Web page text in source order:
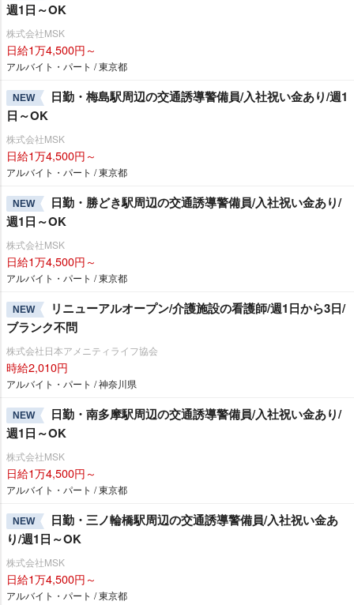
週1日～OK
株式会社MSK
日給1万4,500円～
アルバイト・パート / 東京都
NEW
日勤・梅島駅周辺の交通誘導警備員/入社祝い金あり/週1
日～OK
株式会社MSK
日給1万4,500円～
アルバイト・パート / 東京都
NEW
日勤・勝どき駅周辺の交通誘導警備員/入社祝い金あり/
週1日～OK
株式会社MSK
日給1万4,500円～
アルバイト・パート / 東京都
NEW
リニューアルオープン/介護施設の看護師/週1日から3日/
ブランク不問
株式会社日本アメニティライフ協会
時給2,010円
アルバイト・パート / 神奈川県
NEW
日勤・南多摩駅周辺の交通誘導警備員/入社祝い金あり/
週1日～OK
株式会社MSK
日給1万4,500円～
アルバイト・パート / 東京都
NEW
日勤・三ノ輪橋駅周辺の交通誘導警備員/入社祝い金あ
り/週1日～OK
株式会社MSK
日給1万4,500円～
アルバイト・パート / 東京都